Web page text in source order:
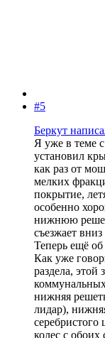
#5
Беркут
Я уже в теме
установил
как раз от
мелких
покрытие,
особенно
нижнюю
съезжает
Теперь ещё
Как уже
раздела, этой
нижняя
лидар),
колес с